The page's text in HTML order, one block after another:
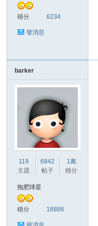
討
積分 6234
發消息
barker
119
主題
6842
帖子
1萬
積分
拖肥球星
積分 18886